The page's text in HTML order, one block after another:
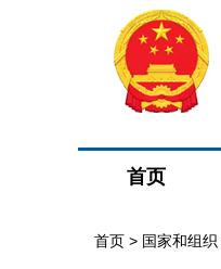
首页
首页 > 国家和组织